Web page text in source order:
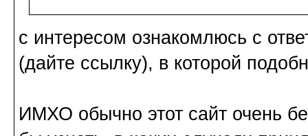
с интересом ознакомлюсь с
(дайте ссылку), в которой
ИМХО обычно этот сайт очень